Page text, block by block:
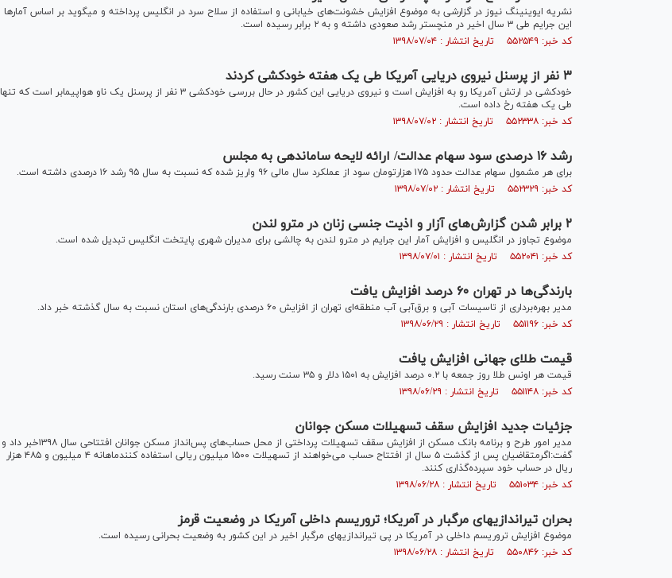
نشریه ایوینینگ نیوز در گزارشی به موضوع افزایش خشونت‌های خیابانی و استفاده از سلاح سرد در انگلیس پرداخته و می‎گوید بر اساس آمار‌ها
این جرایم طی ۳ سال اخیر در منچستر رشد صعودی داشته و به ۲ برابر رسیده است.
کد خبر: ۵۵۲۵۴۹ تاریخ انتشار : ۱۳۹۸/۰۷/۰۴
۳ نفر از پرسنل نیروی دریایی آمریکا طی یک هفته خودکشی کردند
خودکشی در ارتش آمریکا رو به افزایش است و نیروی دریایی این کشور در حال بررسی خودکشی ۳ نفر از پرسنل یک ناو هواپیمابر است که تنها
طی یک هفته رخ داده است.
کد خبر: ۵۵۲۳۳۸ تاریخ انتشار : ۱۳۹۸/۰۷/۰۲
رشد ۱۶ درصدی سود سهام عدالت/ ارائه لایحه ساماندهی به مجلس
برای هر مشمول سهام عدالت حدود ۱۷۵ هزارتومان سود از عملکرد سال مالی ۹۶ واریز شده که نسبت به سال ۹۵ رشد ۱۶ درصدی داشته است.
کد خبر: ۵۵۲۳۲۹ تاریخ انتشار : ۱۳۹۸/۰۷/۰۲
۲ برابر شدن گزارش‌های آزار و اذیت جنسی زنان در مترو لندن
موضوع تجاوز در انگلیس و افزایش آمار این جرایم در مترو لندن به چالشی برای مدیران شهری پایتخت انگلیس تبدیل شده است.
کد خبر: ۵۵۲۰۴۱ تاریخ انتشار : ۱۳۹۸/۰۷/۰۱
بارندگی‌ها در تهران ۶۰ درصد افزایش یافت
مدیر بهره‌برداری از تاسیسات آبی و برق‌آبی آب منطقه‌ای تهران از افزایش ۶۰ درصدی بارندگی‌های استان نسبت به سال گذشته خبر داد.
کد خبر: ۵۵۱۱۹۶ تاریخ انتشار : ۱۳۹۸/۰۶/۲۹
قیمت طلای جهانی افزایش یافت
قیمت هر اونس طلا روز جمعه با ۰.۲ درصد افزایش به ۱۵۰۱ دلار و ۳۵ سنت رسید.
کد خبر: ۵۵۱۱۴۸ تاریخ انتشار : ۱۳۹۸/۰۶/۲۹
جزئیات جدید افزایش سقف تسهیلات مسکن جوانان
مدیر امور طرح و برنامه بانک مسکن از افزایش سقف تسهیلات پرداختی از محل حساب‌های پس‌انداز مسکن جوانان افتتاحی سال ۱۳۹۸خبر داد و
گفت:اگرمتقاضیان پس از گذشت ۵ سال از افتتاح حساب می‌خواهند از تسهیلات ۱۵۰۰ میلیون ریالی استفاده کنندماهانه ۴ میلیون و ۴۸۵ هزار
ریال در حساب خود سپرده‌گذاری کنند.
کد خبر: ۵۵۱۰۳۴ تاریخ انتشار : ۱۳۹۸/۰۶/۲۸
بحران تیراندازی‎های مرگبار در آمریکا؛ تروریسم داخلی آمریکا در وضعیت قرمز
موضوع افزایش تروریسم داخلی در آمریکا در پی تیراندازی‎های مرگبار اخیر در این کشور به وضعیت بحرانی رسیده است.
کد خبر: ۵۵۰۸۴۶ تاریخ انتشار : ۱۳۹۸/۰۶/۲۸